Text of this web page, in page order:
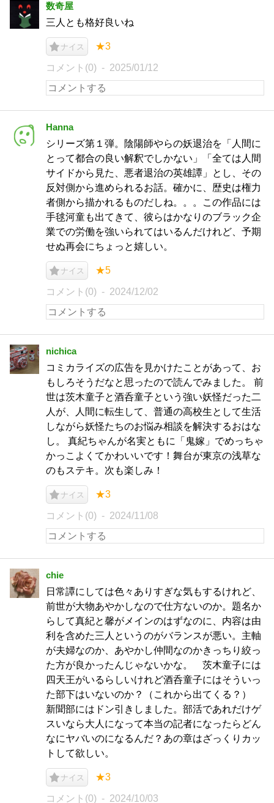
数奇屋
三人とも格好良いね
ナイス ★3
コメント(0) 2025/01/12
Hanna
シリーズ第１弾。陰陽師やらの妖退治を「人間に
とって都合の良い解釈でしかない」「全ては人間
サイドから見た、悪者退治の英雄譚」とし、その
反対側から進められるお話。確かに、歴史は権力
者側から描かれるものだしね。。。この作品には
手毬河童も出てきて、彼らはかなりのブラック企
業での労働を強いられてはいるんだけれど、予期
せぬ再会にちょっと嬉しい。
ナイス ★5
コメント(0) 2024/12/02
nichica
コミカライズの広告を見かけたことがあって、お
もしろそうだなと思ったので読んでみました。 前
世は茨木童子と酒呑童子という強い妖怪だった二
人が、人間に転生して、普通の高校生として生活
しながら妖怪たちのお悩み相談を解決するおはな
し。 真紀ちゃんが名実ともに「鬼嫁」でめっちゃ
かっこよくてかわいいです！舞台が東京の浅草な
のもステキ。次も楽しみ！
ナイス ★3
コメント(0) 2024/11/08
chie
日常譚にしては色々ありすぎな気もするけれど、
前世が大物あやかしなので仕方ないのか。題名か
らして真紀と馨がメインのはずなのに、内容は由
利を含めた三人というのがバランスが悪い。主軸
が夫婦なのか、あやかし仲間なのかきっちり絞っ
た方が良かったんじゃないかな。 茨木童子には
四天王がいるらしいけれど酒呑童子にはそういっ
た部下はいないのか？（これから出てくる？）
新聞部にはドン引きしました。部活であれだけゲ
スいなら大人になって本当の記者になったらどん
なにヤバいのになるんだ？あの章はざっくりカッ
トして欲しい。
ナイス ★3
コメント(0) 2024/10/03